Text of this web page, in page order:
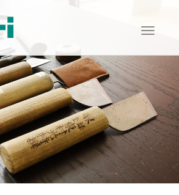
T
g
g
l
n
a
v
i
g